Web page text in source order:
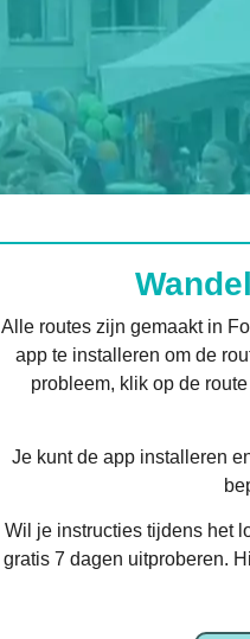
Alle routes zijn gemaakt in
app te installeren om de
probleem, klik op de
Je kunt de app installeren
Wil je instructies tijdens het
gratis 7 dagen uitproberen.